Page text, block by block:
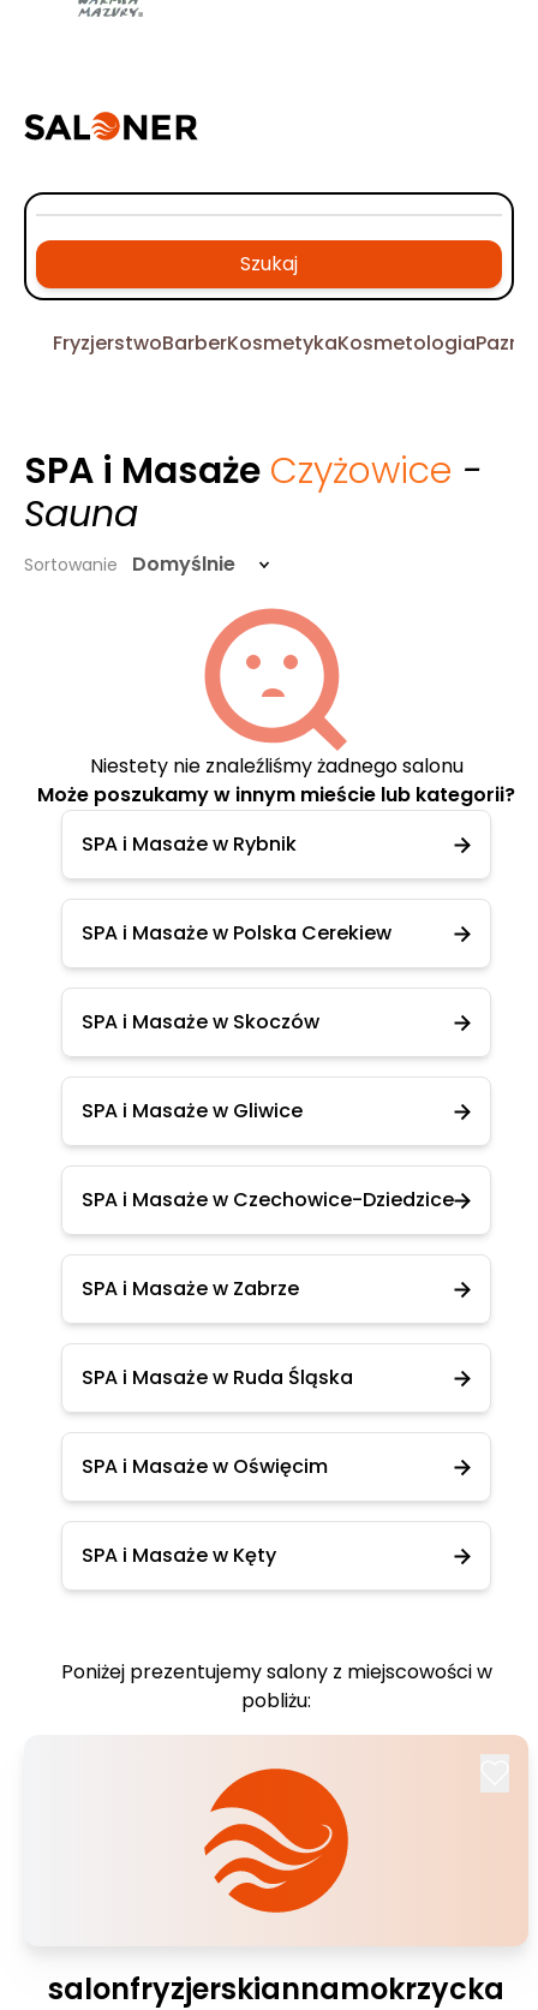
Szukaj
FryzjerstwoBarberKosmetykaKosmetologia
SPA i Masaże Czyżowice -
Sauna
Sortowanie Domyślnie
Niestety nie znaleźliśmy żadnego salonu
Może poszukamy w innym mieście lub kategorii?
SPA i Masaże w Rybnik
SPA i Masaże w Polska Cerekiew
SPA i Masaże w Skoczów
SPA i Masaże w Gliwice
SPA i Masaże w Czechowice-Dziedzice
SPA i Masaże w Zabrze
SPA i Masaże w Ruda Śląska
SPA i Masaże w Oświęcim
SPA i Masaże w Kęty
Poniżej prezentujemy salony z miejscowości w
pobliżu:
salonfryzjerskiannamokrzycka